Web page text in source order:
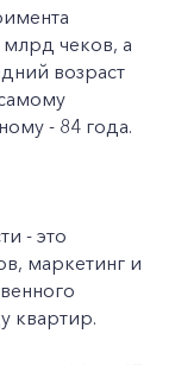
чеков, а
возраст
- 84 года.
- это
маркетинг и
квартир.